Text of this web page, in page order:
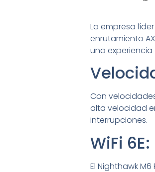
La empresa
enrutamiento
una
Con
alta velocidad
interrupciones.
WiFi
El Nighthawk